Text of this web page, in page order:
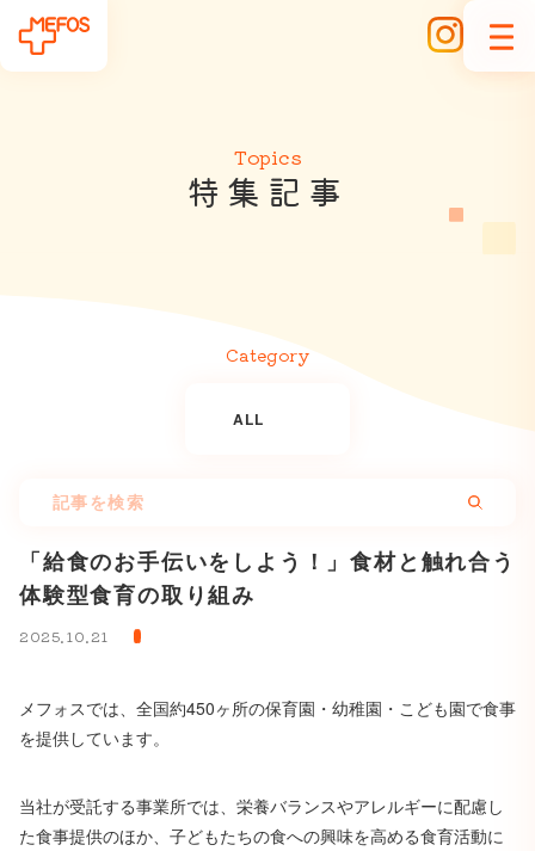
Topics
特 集 記 事
Category
ALL
「給食のお手伝いをしよう！」食材と触れ合う
体験型食育の取り組み
2025.10.21
メフォスでは、全国約450ヶ所の保育園・幼稚園・こども園で食事
を提供しています。
当社が受託する事業所では、栄養バランスやアレルギーに配慮し
た食事提供のほか、子どもたちの食への興味を高める食育活動に